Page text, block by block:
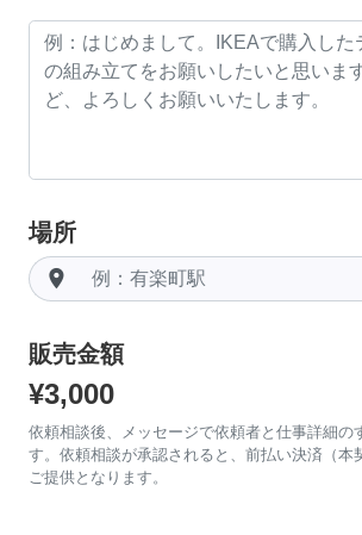
場所
room
販売金額
¥3,000
依頼相談後、メッセージで依頼者と仕事詳細の
す。依頼相談が承認されると、前払い決済（
ご提供となります。